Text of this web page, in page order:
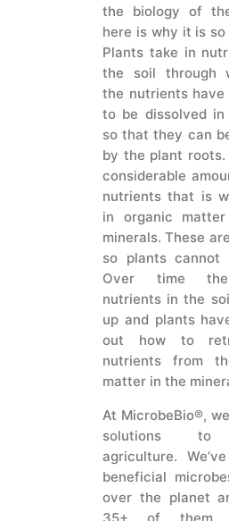
the biology of
here is why it is
Plants take in
the soil through
the nutrients have
to be dissolved
so that they can
by the plant roots.
considerable
nutrients that is
in organic
minerals. These
so plants cannot
Over time
nutrients in the
up and plants
out how to
nutrients from
matter in the
At MicrobeBio®,
solutions to
agriculture.
beneficial
over the planet